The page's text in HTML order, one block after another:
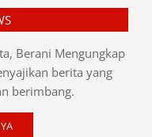
Berani Mengungkap
berita yang
berimbang.